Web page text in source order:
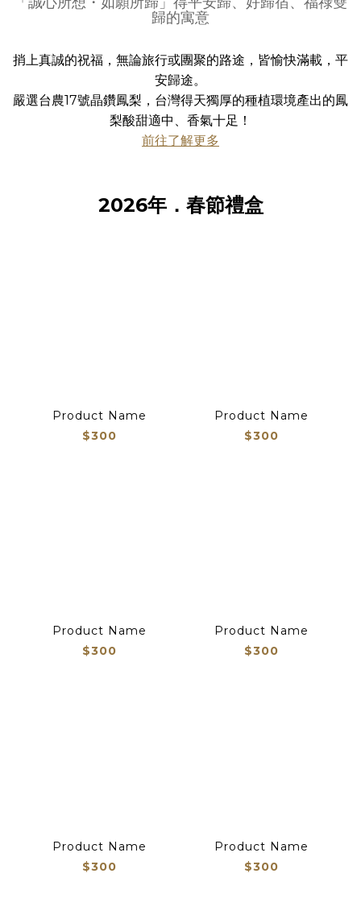
歸的寓意
捎上真誠的祝福，無論旅行或團聚的路途，皆愉快滿載，平
安歸途。
嚴選台農17號晶鑽鳳梨，台灣得天獨厚的種植環境產出的鳳
梨酸甜適中、香氣十足！
前往了解更多
2026年．春節禮盒
Product Name
$300
Product Name
$300
Product Name
$300
Product Name
$300
Product Name
$300
Product Name
$300